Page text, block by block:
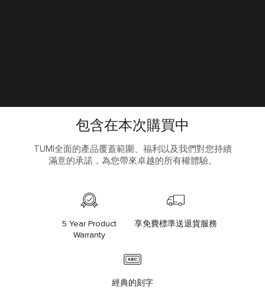
包含在本次購買中
TUMI全面的產品覆蓋範圍、福利以及我們對您持續
滿意的承諾，為您帶來卓越的所有權體驗。
5 Year Product
Warranty
享免費標準送退貨服務
經典的刻字